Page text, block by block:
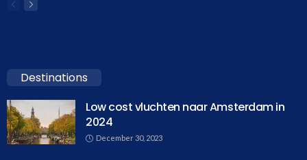
Destinations
Low cost vluchten naar Amsterdam in
2024
December 30, 2023